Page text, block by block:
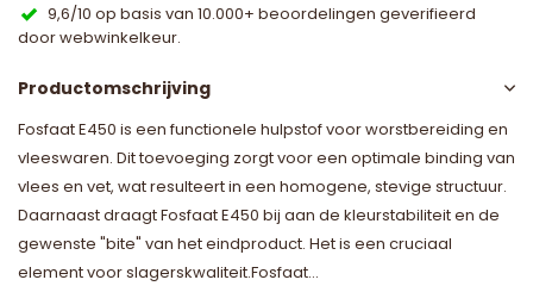
9,6/10 op basis van 10.000+ beoordelingen geverifieerd
door webwinkelkeur.
Productomschrijving
Fosfaat E450 is een functionele hulpstof voor worstbereiding en
vleeswaren. Dit toevoeging zorgt voor een optimale binding van
vlees en vet, wat resulteert in een homogene, stevige structuur.
Daarnaast draagt Fosfaat E450 bij aan de kleurstabiliteit en de
gewenste "bite" van het eindproduct. Het is een cruciaal
element voor slagerskwaliteit.Fosfaat...